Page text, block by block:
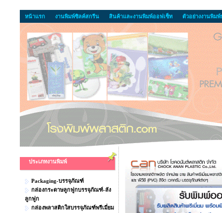
หน้าแรก งานพิมพ์ซิลค์สกรีน สินค้าและงานพิมพ์ออฟเซ็ท ตัวอย่างงานพิม
ประเภทงานพิมพ์
Packaging-บรรจุภัณฑ์
กล่องกระดาษลูกฟูกบรรจุภัณฑ์-ลัง
ลูกฟูก
กล่องพลาสติกใสบรรจุภัณฑ์พรีเมี่ยม